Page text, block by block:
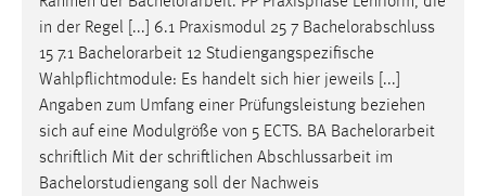
in der Regel [...] 6.1 Praxismodul 25 7 Bachelorabschluss
15 7.1 Bachelorarbeit 12 Studiengangspezifische
Wahlpflichtmodule: Es handelt sich hier jeweils [...]
Angaben zum Umfang einer Prüfungsleistung beziehen
sich auf eine Modulgröße von 5 ECTS. BA Bachelorarbeit
schriftlich Mit der schriftlichen Abschlussarbeit im
Bachelorstudiengang soll der Nachweis
Cookie Laufzeit:
24 Stunden
STATISTIK
Statistik Cookies erfassen Informationen anonym.
Diese Informationen helfen uns zu verstehen, wie